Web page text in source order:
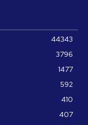
44343
3796
1477
592
410
407